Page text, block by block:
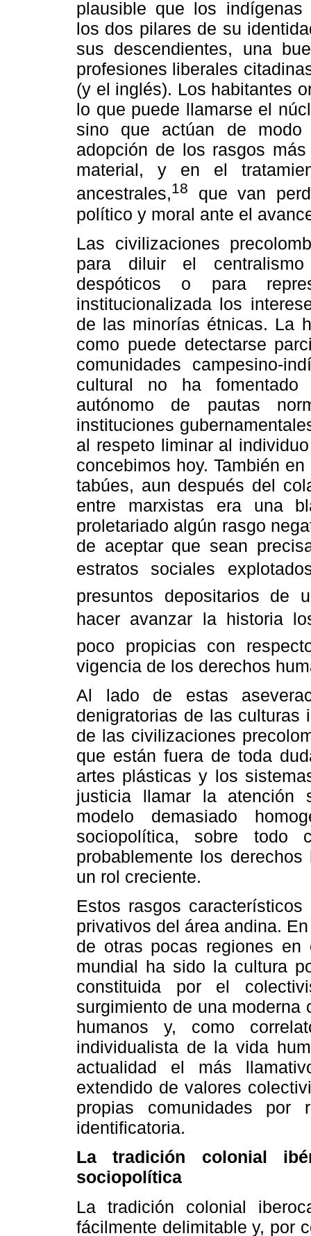
plausible que los indígenas
los dos pilares de su
sus descendientes, una
profesiones liberales
(y el inglés). Los habitantes
lo que puede llamarse el
sino que actúan de
adopción de los rasgos
material, y en el
ancestrales,18
que van
político y moral ante el
Las civilizaciones
para diluir el
despóticos o para
institucionalizada los
de las minorías étnicas. La
como puede detectarse
comunidades campesino-
cultural no ha
autónomo de pautas
instituciones
al respeto liminar al
concebimos hoy. También
tabúes, aun después del
entre marxistas era una
proletariado algún rasgo
de aceptar que sean
estratos sociales
presuntos depositarios de
hacer avanzar la historia
poco propicias con
vigencia de los derechos
Al lado de estas
denigratorias de las culturas
de las civilizaciones
que están fuera de toda
artes plásticas y los
justicia llamar la atención
modelo demasiado
sociopolítica, sobre todo
probablemente los
un rol creciente.
Estos rasgos
privativos del área andina.
de otras pocas regiones
mundial ha sido la cultura
constituida por el
surgimiento de una
humanos y, como
individualista de la vida
actualidad el más
extendido de valores
propias comunidades por
identificatoria.
La tradición colonial
sociopolítica
La tradición colonial
fácilmente delimitable y, por